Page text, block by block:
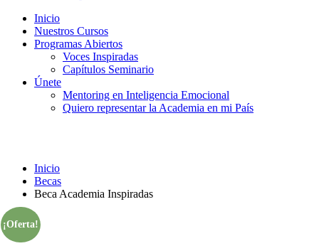
Inicio
Nuestros Cursos
Programas Abiertos
Voces Inspiradas
Capítulos Seminario
Únete
Mentoring en Inteligencia Emocional
Quiero representar la Academia en mi País
Inicio
Becas
Beca Academia Inspiradas
¡Oferta!